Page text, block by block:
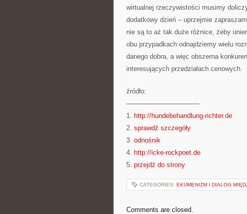
wirtualnej rzeczywistości musimy
dodatkowy dzień – uprzejmie
nie są to aż tak duże różnice, żeby
obu przypadkach odnajdziemy wielu
danego dobra, a więc obszerna
interesujących przedziałach cenowych.
źródło:
———————————
1. http://hundebehandlung-richter.de
2. sprawdź szczegóły
3. odnośnik
4. http://icke-rockpoet.de
5. przejdź do strony
CATEGORIES: EKUMENIZM I DIALOG
Comments are closed.